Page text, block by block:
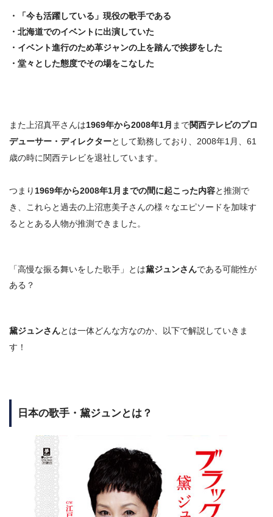
・「今も活躍している」現役の歌手である
・北海道でのイベントに出演していた
・イベント進行のため革ジャンの上を踏んで挨拶をした
・堂々とした態度でその場をこなした
また上沼真平さんは1969年から2008年1月 まで関西テレビのプロ
デューサー・ディレクターとして勤務しており、2008年1月、61
歳の時に関西テレビを退社しています。
つまり 1969年から2008年1月までの間に起こった内容と推測で
き、これらと過去の上沼恵美子さんの様々なエピソードを加味す
るととある人物が推測できました。
「高慢な振る舞いをした歌手」とは黛ジュンさんである可能性が
ある？
黛ジュンさんとは一体どんな方なのか、以下で解説していきま
す！
日本の歌手・黛ジュンとは？